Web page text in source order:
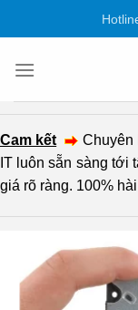
dung
Cam kết
Chuyên
IT luôn sẵn sàng tới
giá rõ ràng. 100%